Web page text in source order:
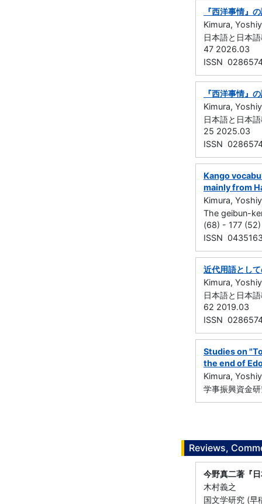
『西洋事情』
Kimura,
日本語と日本
47 2026.03
ISSN
『西洋事情』
Kimura,
日本語と日本
25 2025.03
ISSN
Kango
mainly from
Kimura,
The geibun-
(68) - 177
ISSN
近代用語とし
Kimura,
日本語と日本
62 2019.03
ISSN
Studies on
the end of
Kimura,
学事振興資金
Reviews,
今野真二著『
木村義之
国文学研究 (